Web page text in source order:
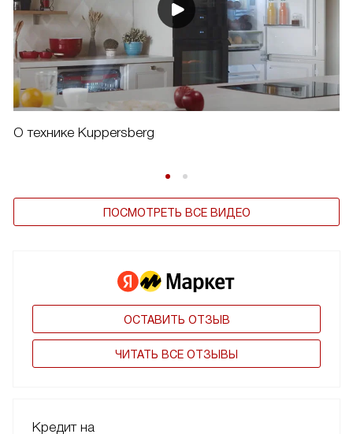
О технике Kuppersberg
ПОСМОТРЕТЬ ВСЕ ВИДЕО
ОСТАВИТЬ ОТЗЫВ
ЧИТАТЬ ВСЕ ОТЗЫВЫ
Кредит на